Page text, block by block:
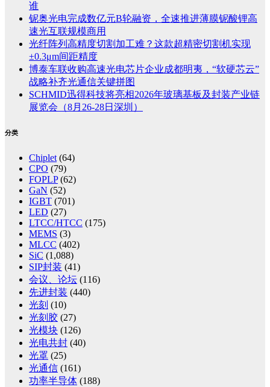
谁
铌奥光电完成数亿元B轮融资，全速推进薄膜铌酸锂高
速光互联规模商用
光纤阵列高精度切割加工难？这款超精密切割机实现
±0.3μm间距精度
博泰车联收购高速光电芯片企业成都明夷，“软硬芯云”
战略补齐光通信关键拼图
SCHMID迅得科技将亮相2026年玻璃基板及封装产业链
展览会（8月26-28日深圳）
分类
Chiplet (64)
CPO (79)
FOPLP(62)
GaN (52)
IGBT (701)
LED (27)
LTCC/HTCC (175)
MEMS (3)
MLCC (402)
SiC (1,088)
SIP封装 (41)
会议、论坛 (116)
先进封装 (440)
光刻 (10)
光刻胶 (27)
光模块 (126)
光电共封 (40)
光罩 (25)
光通信 (161)
功率半导体 (188)